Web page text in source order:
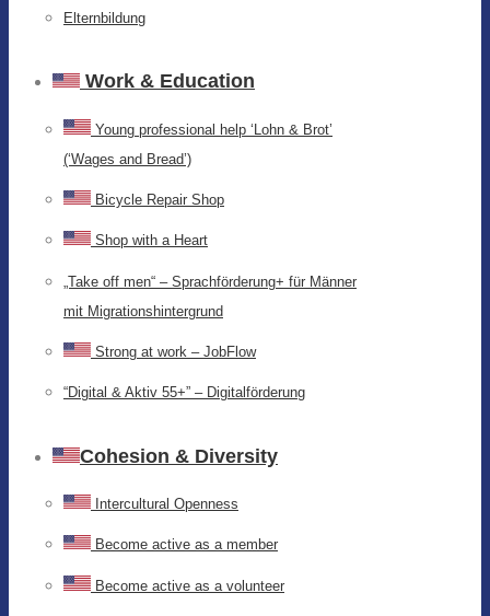
Elternbildung
Work & Education
Young professional help ‘Lohn & Brot’
(‘Wages and Bread’)
Bicycle Repair Shop
Shop with a Heart
„Take off men“ – Sprachförderung+ für Männer
mit Migrationshintergrund
Strong at work – JobFlow
“Digital & Aktiv 55+” – Digitalförderung
Cohesion & Diversity
Intercultural Openness
Become active as a member
Become active as a volunteer